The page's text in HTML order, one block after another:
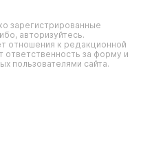
зарегистрированные
авторизуйтесь.
отношения к редакционной
ответственность за форму и
пользователями сайта.